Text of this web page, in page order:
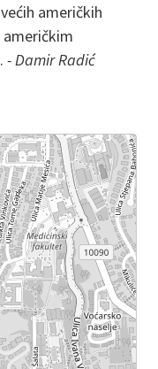
američkih
- Damir Radić